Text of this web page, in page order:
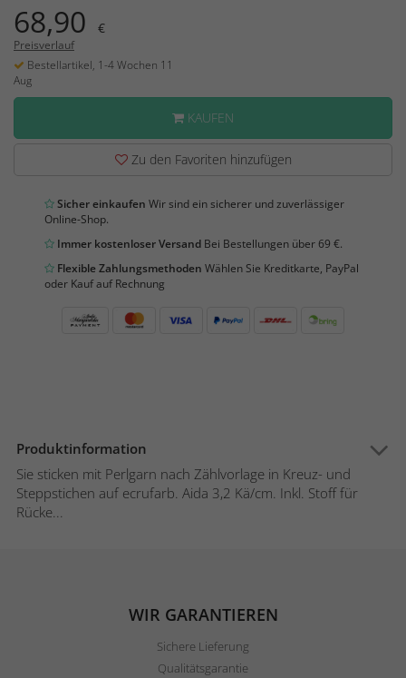
68,90 €
Preisverlauf
Bestellartikel, 1-4 Wochen 11
Aug
KAUFEN
Zu den Favoriten hinzufügen
Sicher einkaufen Wir sind ein sicherer und zuverlässiger
Online-Shop.
Immer kostenloser Versand Bei Bestellungen über 69 €.
Flexible Zahlungsmethoden Wählen Sie Kreditkarte, PayPal
oder Kauf auf Rechnung
Produktinformation
Sie sticken mit Perlgarn nach Zählvorlage in Kreuz- und
Steppstichen auf ecrufarb. Aida 3,2 Kä/cm. Inkl. Stoff für
Rücke...
WIR GARANTIEREN
Sichere Lieferung
Qualitätsgarantie